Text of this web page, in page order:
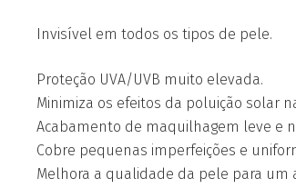
Invisível em todos os tipos de pele.
Proteção UVA/UVB muito elevada.
Minimiza os efeitos da poluição solar
Acabamento de maquilhagem leve e
Cobre pequenas imperfeições e
Melhora a qualidade da pele para um